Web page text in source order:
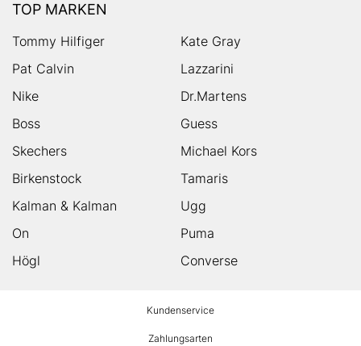
TOP MARKEN
Tommy Hilfiger
Kate Gray
Pat Calvin
Lazzarini
Nike
Dr.Martens
Boss
Guess
Skechers
Michael Kors
Birkenstock
Tamaris
Kalman & Kalman
Ugg
On
Puma
Högl
Converse
Kundenservice
Zahlungsarten